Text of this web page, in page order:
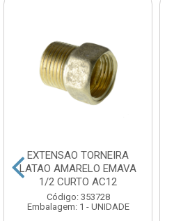
EXTENSAO TORNEIRA
LATAO AMARELO EMAVA
1/2 CURTO AC12
Código: 353728
Embalagem: 1 - UNIDADE